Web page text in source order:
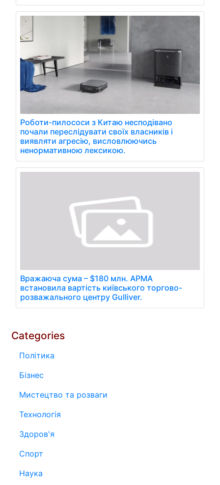
Роботи-пилососи з Китаю несподівано
почали переслідувати своїх власників і
виявляти агресію, висловлюючись
ненормативною лексикою.
Вражаюча сума – $180 млн. АРМА
встановила вартість київського торгово-
розважального центру Gulliver.
Categories
Політика
Бізнес
Мистецтво та розваги
Технологія
Здоров'я
Спорт
Наука